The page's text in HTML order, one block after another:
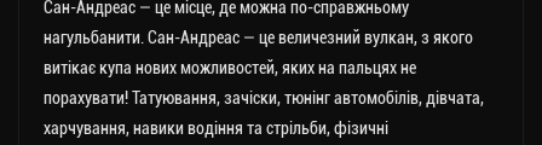
Сан-Андреас — це місце, де можна по-справжньому
нагульбанити. Сан-Андреас — це величезний вулкан, з якого
витікає купа нових можливостей, яких на пальцях не
порахувати! Татуювання, зачіски, тюнінг автомобілів, дівчата,
харчування, навики водіння та стрільби, фізичні